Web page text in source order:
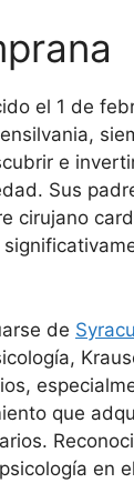
el 1 de
e
Sus
cirujano
de
que
en